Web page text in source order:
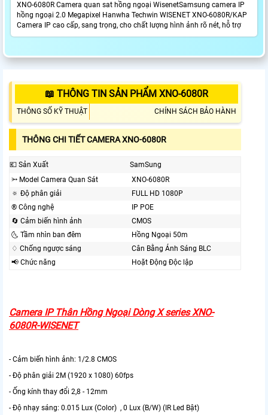
XNO-6080R Camera quan sat hồng ngoại WisenetSamsung camera IP
hồng ngoại 2.0 Megapixel Hanwha Techwin WISENET XNO-6080R/KAP
Camera IP cao cấp, sang trọng, cho chất lượng hình ảnh rõ nét, hỗ trợ
📖 THÔNG TIN SẢN PHẨM XNO-6080R
THÔNG SỐ KỸ THUẬT CHÍNH SÁCH BẢO HÀNH
THÔNG CHI TIẾT CAMERA XNO-6080R
💶 Sản Xuất
SamSung
⭃ Model Camera Quan Sát
XNO-6080R
🔅 Độ phân giải
FULL HD 1080P
®️ Công nghệ
IP POE
🔄 Cảm biến hình ảnh
CMOS
🌜 Tầm nhìn ban đêm
Hồng Ngoại 50m
♢ Chống ngược sáng
Cân Bằng Ánh Sáng BLC
📢 Chức năng
Hoặt Động Độc lập
Camera IP Thân Hồng Ngoại Dòng X series XNO-
6080R-WISENET
- Cảm biến hình ảnh: 1/2.8 CMOS
- Độ phân giải 2M (1920 x 1080) 60fps
- Ống kính thay đổi 2,8 - 12mm
- Độ nhạy sáng: 0.015 Lux (Color) , 0 Lux (B/W) (IR Led Bật)